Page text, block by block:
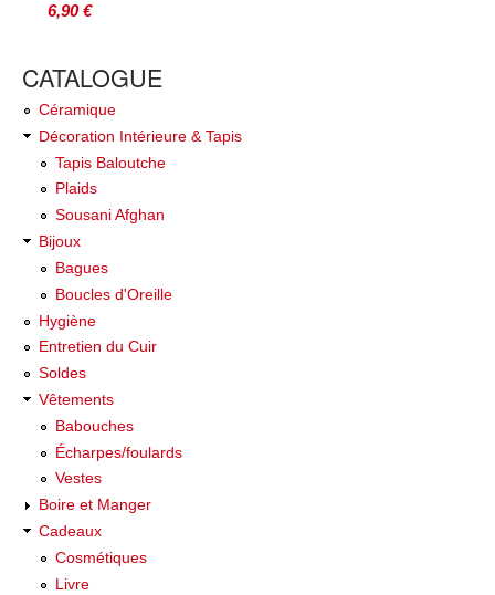
6,90 €
CATALOGUE
Céramique
Décoration Intérieure & Tapis
Tapis Baloutche
Plaids
Sousani Afghan
Bijoux
Bagues
Boucles d'Oreille
Hygiène
Entretien du Cuir
Soldes
Vêtements
Babouches
Écharpes/foulards
Vestes
Boire et Manger
Cadeaux
Cosmétiques
Livre